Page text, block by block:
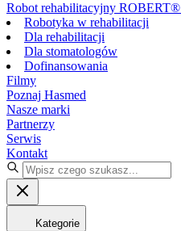
Robot rehabilitacyjny ROBERT®
Robotyka w rehabilitacji
Dla rehabilitacji
Dla stomatologów
Dofinansowania
Filmy
Poznaj Hasmed
Nasze marki
Partnerzy
Serwis
Kontakt
Kategorie